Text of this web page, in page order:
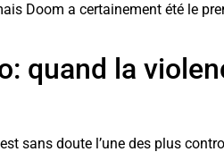
Doom a certainement été le
quand la
sans doute l’une des plus